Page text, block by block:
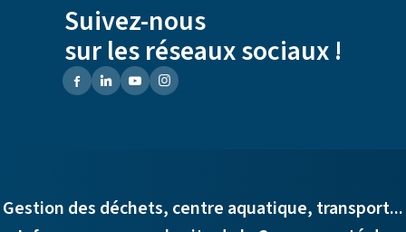
Suivez-nous
sur les réseaux sociaux !
Gestion des déchets, centre aquatique, transport...